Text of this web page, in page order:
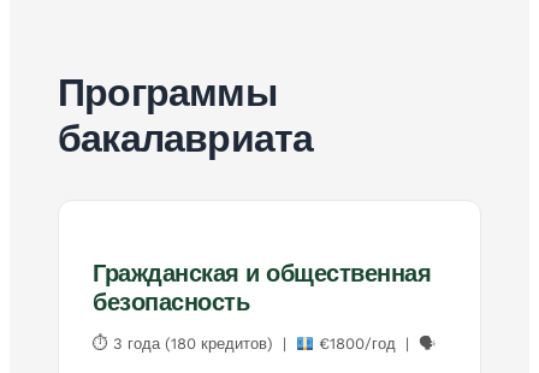
Программы
бакалавриата
Гражданская и общественная
безопасность
⏱ 3 года (180 кредитов) | €1800/год | 🗣